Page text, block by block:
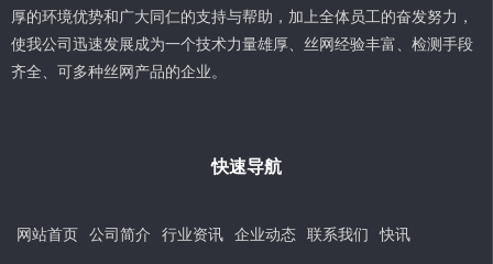
厚的环境优势和广大同仁的支持与帮助，加上全体员工的奋发努力，
使我公司迅速发展成为一个技术力量雄厚、丝网经验丰富、检测手段
齐全、可多种丝网产品的企业。
快速导航
网站首页 公司简介 行业资讯 企业动态 联系我们 快讯